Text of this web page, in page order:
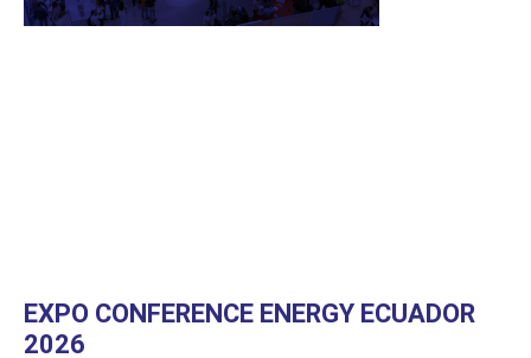
EXPO CONFERENCE ENERGY ECUADOR
2026